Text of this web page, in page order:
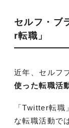
セルフ・ブ
r転職」
近年、セルフ
使った転職活
「Twitter転
な転職活動で